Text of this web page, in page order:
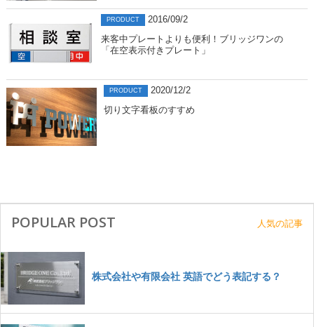
PRODUCT
2016/09/2
来客中プレートよりも便利！ブリッジワンの
「在空表示付きプレート」
PRODUCT
2020/12/2
切り文字看板のすすめ
POPULAR POST 人気の記事